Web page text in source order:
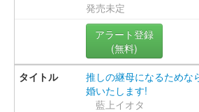
発売未定
アラート登録
(無料)
推しの継母になるためな
婚いたします!
藍上イオタ